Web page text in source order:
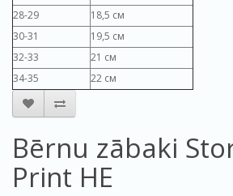
28-29
18,5 см
30-31
19,5 см
32-33
21 см
34-35
22 см
Bērnu zābaki
Print HE